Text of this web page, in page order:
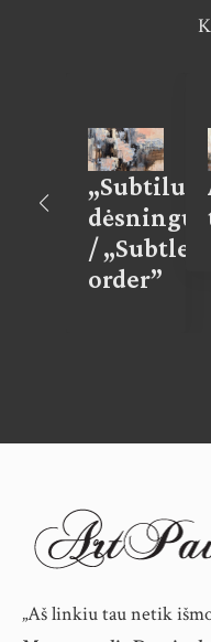
„Subtilus
/ „Subtle
order”
„Aš linkiu tau netik